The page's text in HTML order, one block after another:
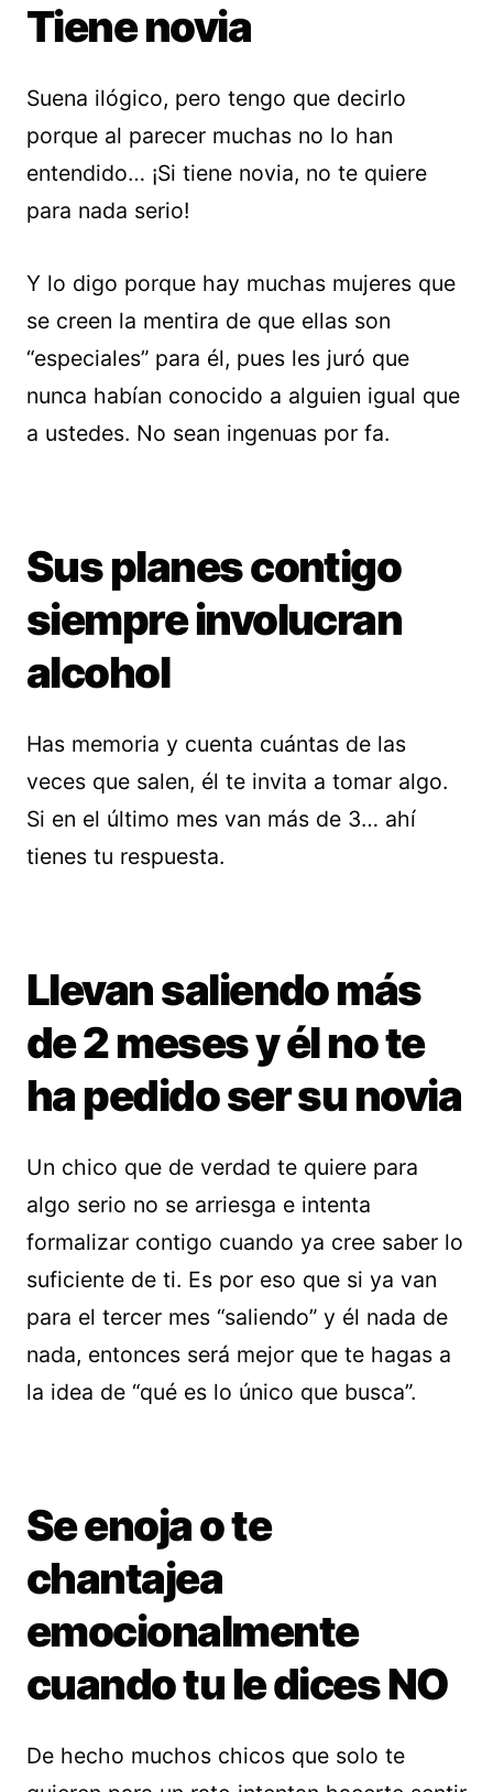
Tiene novia
Suena ilógico, pero tengo que decirlo
porque al parecer muchas no lo han
entendido… ¡Si tiene novia, no te quiere
para nada serio!
Y lo digo porque hay muchas mujeres que
se creen la mentira de que ellas son
“especiales” para él, pues les juró que
nunca habían conocido a alguien igual que
a ustedes. No sean ingenuas por fa.
Sus planes contigo
siempre involucran
alcohol
Has memoria y cuenta cuántas de las
veces que salen, él te invita a tomar algo.
Si en el último mes van más de 3… ahí
tienes tu respuesta.
Llevan saliendo más
de 2 meses y él no te
ha pedido ser su novia
Un chico que de verdad te quiere para
algo serio no se arriesga e intenta
formalizar contigo cuando ya cree saber lo
suficiente de ti. Es por eso que si ya van
para el tercer mes “saliendo” y él nada de
nada, entonces será mejor que te hagas a
la idea de “qué es lo único que busca”.
Se enoja o te
chantajea
emocionalmente
cuando tu le dices NO
De hecho muchos chicos que solo te